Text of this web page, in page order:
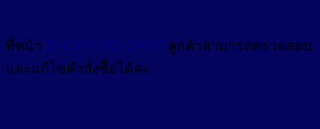
ที่หน้า SHOPPING CART ลูกค้าสามารถตรวจสอบ
และแก้ไขคำสั่งซื้อได้คะ